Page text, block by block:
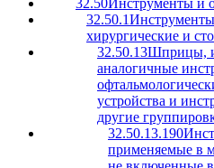
32.50.1
хирургические и
32.50.13Шприцы,
аналогичные
устройства и
другие
32.50.13.190
применяемые в